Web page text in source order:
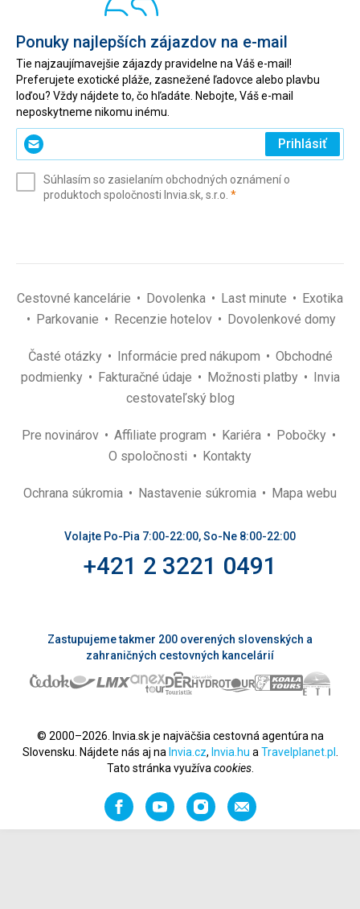
Ponuky najlepších zájazdov na e-mail
Tie najzaujímavejšie zájazdy pravidelne na Váš e-mail!
Preferujete exotické pláže, zasnežené ľadovce alebo plavbu
loďou? Vždy nájdete to, čo hľadáte. Nebojte, Váš e-mail
neposkytneme nikomu inému.
Zadajte
svoj
(povinné)
Prihlásiť
Súhlasím so zasielaním obchodných oznámení o
produktoch spoločnosti Invia.sk, s.r.o. *(povinné)
Cestovné kancelárie Dovolenka Last minute
Exotika
Parkovanie
Recenzie hotelov Dovolenkové domy
Časté otázky Informácie pred nákupom
Obchodné
podmienky
Fakturačné údaje Možnosti platby
Invia
cestovateľský blog
Pre novinárov Affiliate program Kariéra
Pobočky
O spoločnosti
Kontakty
Ochrana súkromia Nastavenie súkromia Mapa webu
Volajte Po-Pia 7:00-22:00, So-Ne 8:00-22:00
+421 2 3221 0491
Zastupujeme takmer 200 overených slovenských a
zahraničných cestovných kancelárií
© 2000–2026. Invia.sk je najväčšia cestovná agentúra na
Slovensku. Nájdete nás aj na Invia.cz, Invia.hu a Travelplanet.pl
Tato stránka využíva cookies.
FacebookYouTubeInstagramOdporučiť